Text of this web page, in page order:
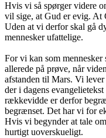
Hvis vi så spørger videre
vil sige, at Gud er evig. At
Uden at vi derfor skal gå
mennesker ufattelige.
For vi kan som
allerede på prøve, når
afstanden til Mars. Vi
der i dagens
rækkevidde er derfor
begrænset. Det har vi for
Hvis vi begynder at tale
hurtigt uoverskueligt.